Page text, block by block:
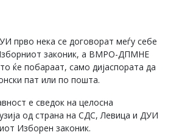
прво нека се договорат меѓу себе
законик, а ВМРО-ДПМНЕ
ќе побараат, само дијаспората да
пат или по пошта.
е сведок на целосна
од страна на СДС, Левица и ДУИ
Изборен законик.